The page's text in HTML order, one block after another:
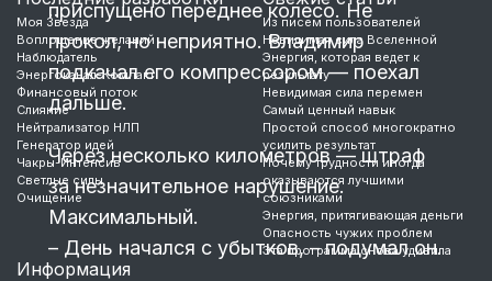
…
приспущено переднее колесо. Не
прокол, но неприятно. Владимир
подкачал его компрессором — поехал
дальше.
Через несколько километров — штраф
за незначительное нарушение.
Максимальный.
– День начался с убытков, – подумал он.
Моя Звезда
Воплощение желаний
Наблюдатель
Энергоканал-Компакт
Финансовый поток
Слияние
Нейтрализатор НЛП
Генератор идей
Чакры-Интенсив
Светлые силы
Очищение
Из писем пользователей
Невидимая сила Вселенной
Энергия, которая ведет к
результату
Невидимая сила перемен
Самый ценный навык
Простой способ многократно
усилить результат
Почему трудности иногда
оказываются лучшими
союзниками
Энергия, притягивающая деньги
Опасность чужих проблем
Эта программа снова удивила
Информация